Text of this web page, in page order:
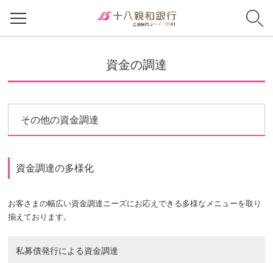
資金の調達
その他の資金調達
資金調達の多様化
お客さまの幅広い資金調達ニーズにお応えできる多様なメニューを取り
揃えております。
私募債発行による資金調達